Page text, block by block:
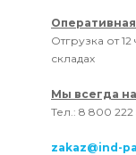
Оперативная
Отгрузка от
складах
Мы всегда
Тел.: 8 800 222
zakaz@ind-